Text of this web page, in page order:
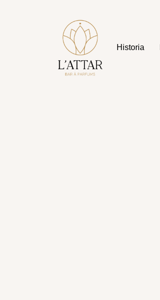
Historia